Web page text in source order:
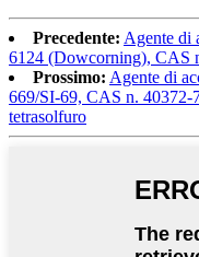
Precedente: Agente di
6124 (Dowcorning), CAS
Prossimo: Agente di
669/SI-69, CAS n.
tetrasolfuro